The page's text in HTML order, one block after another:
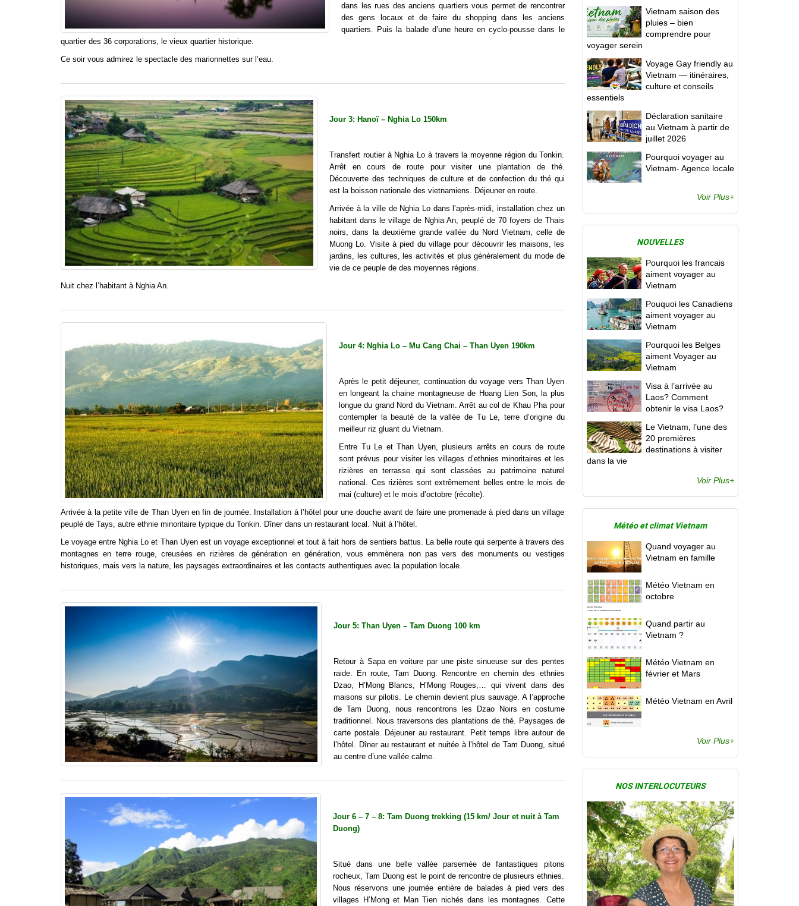
dans les rues des anciens quartiers vous permet de rencontrer
des gens locaux et de faire du shopping dans les anciens
quartiers. Puis la balade d’une heure en cyclo-pousse dans le
quartier des 36 corporations, le vieux quartier historique.
Ce soir vous admirez le spectacle des marionnettes sur l’eau.
Jour 3: Hanoï – Nghia Lo 150km
Transfert routier à Nghia Lo à travers la moyenne région du Tonkin.
Arrêt en cours de route pour visiter une plantation de thé.
Découverte des techniques de culture et de confection du thé qui
est la boisson nationale des vietnamiens. Déjeuner en route.
Arrivée à la ville de Nghia Lo dans l’après-midi, installation chez un
habitant dans le village de Nghia An, peuplé de 70 foyers de Thais
noirs, dans la deuxième grande vallée du Nord Vietnam, celle de
Muong Lo. Visite à pied du village pour découvrir les maisons, les
jardins, les cultures, les activités et plus généralement du mode de
vie de ce peuple de des moyennes régions.
Nuit chez l’habitant à Nghia An.
Jour 4: Nghia Lo – Mu Cang Chai – Than Uyen 190km
Après le petit déjeuner, continuation du voyage vers Than Uyen
en longeant la chaine montagneuse de Hoang Lien Son, la plus
longue du grand Nord du Vietnam. Arrêt au col de Khau Pha pour
contempler la beauté de la vallée de Tu Le, terre d’origine du
meilleur riz gluant du Vietnam.
Entre Tu Le et Than Uyen, plusieurs arrêts en cours de route
sont prévus pour visiter les villages d’ethnies minoritaires et les
rizières en terrasse qui sont classées au patrimoine naturel
national. Ces rizières sont extrêmement belles entre le mois de
mai (culture) et le mois d’octobre (récolte).
Arrivée à la petite ville de Than Uyen en fin de journée. Installation à l’hôtel pour une douche avant de faire une promenade à pied dans un village
peuplé de Tays, autre ethnie minoritaire typique du Tonkin. Dîner dans un restaurant local. Nuit à l’hôtel.
Le voyage entre Nghia Lo et Than Uyen est un voyage exceptionnel et tout à fait hors de sentiers battus. La belle route qui serpente à travers des
montagnes en terre rouge, creusées en rizières de génération en génération, vous emmènera non pas vers des monuments ou vestiges
historiques, mais vers la nature, les paysages extraordinaires et les contacts authentiques avec la population locale.
Jour 5: Than Uyen – Tam Duong 100 km
Retour à Sapa en voiture par une piste sinueuse sur des pentes
raide. En route, Tam Duong. Rencontre en chemin des ethnies
Dzao, H’Mong Blancs, H’Mong Rouges,… qui vivent dans des
maisons sur pilotis. Le chemin devient plus sauvage. A l’approche
de Tam Duong, nous rencontrons les Dzao Noirs en costume
traditionnel. Nous traversons des plantations de thé. Paysages de
carte postale. Déjeuner au restaurant. Petit temps libre autour de
l’hôtel. Dîner au restaurant et nuitée à l’hôtel de Tam Duong, situé
au centre d’une vallée calme.
Jour 6 – 7 – 8: Tam Duong trekking (15 km/ Jour et nuit à Tam
Duong)
Situé dans une belle vallée parsemée de fantastiques pitons
rocheux, Tam Duong est le point de rencontre de plusieurs ethnies.
Nous réservons une journée entière de balades à pied vers des
villages H’Mong et Man Tien nichés dans les montagnes. Cette
Vietnam saison des
pluies – bien
comprendre pour
voyager serein
Voyage Gay friendly au
Vietnam — itinéraires,
culture et conseils
essentiels
Déclaration sanitaire
au Vietnam à partir de
juillet 2026
Pourquoi voyager au
Vietnam- Agence locale
Voir Plus+
NOUVELLES
Pourquoi les francais
aiment voyager au
Vietnam
Pouquoi les Canadiens
aiment voyager au
Vietnam
Pourquoi les Belges
aiment Voyager au
Vietnam
Visa à l’arrivée au
Laos? Comment
obtenir le visa Laos?
Le Vietnam, l’une des
20 premières
destinations à visiter
dans la vie
Voir Plus+
Météo et climat Vietnam
Quand voyager au
Vietnam en famille
Météo Vietnam en
octobre
Quand partir au
Vietnam ?
Météo Vietnam en
février et Mars
Météo Vietnam en Avril
Voir Plus+
NOS INTERLOCUTEURS